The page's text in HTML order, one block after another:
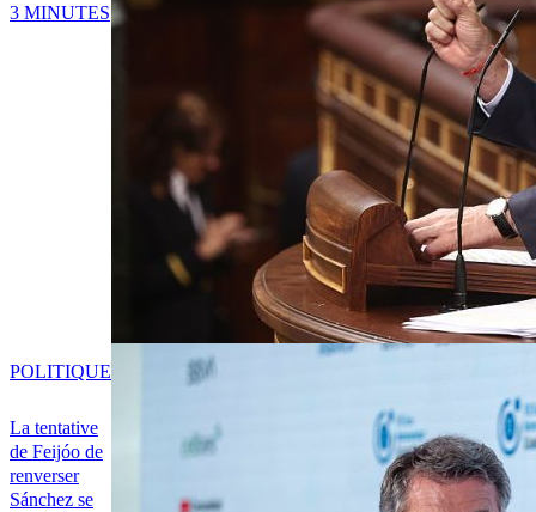
3 MINUTES
La tentative
de Feijóo de
renverser
Sánchez se
POLITIQUE